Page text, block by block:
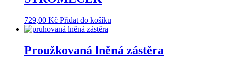
729,00 Kč Přidat do košíku
Proužkovaná lněná zástěra